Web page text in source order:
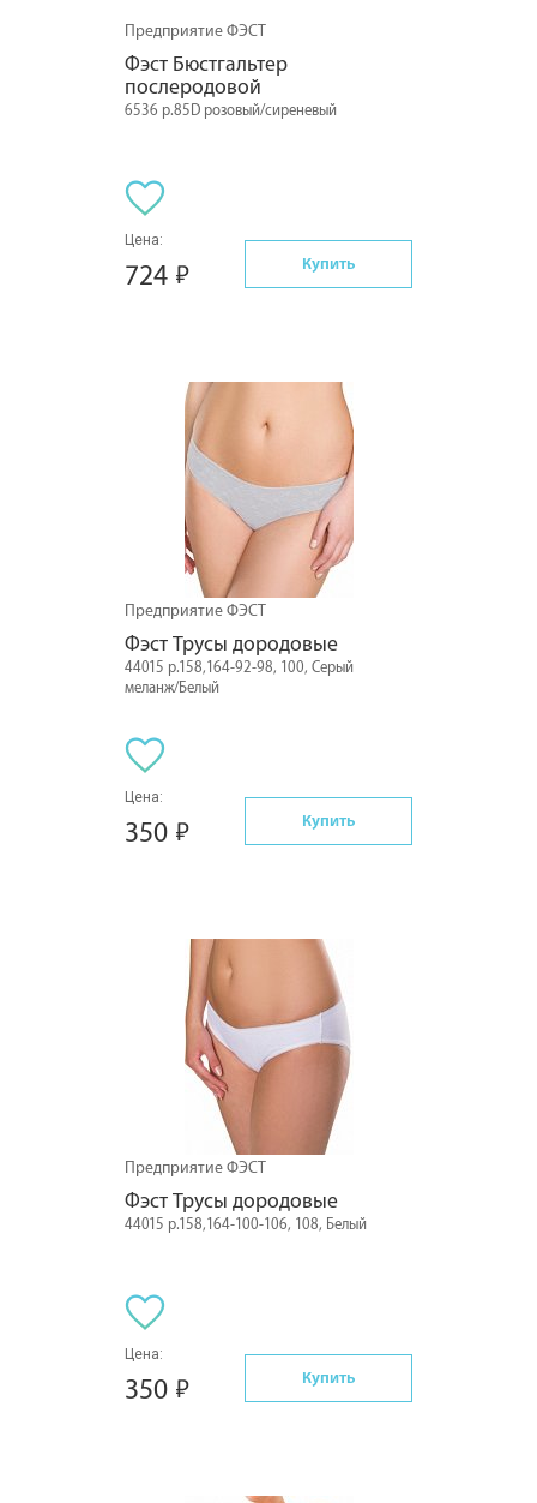
Предприятие ФЭСТ
Фэст Бюстгальтер
послеродовой
6536 р.85D розовый/сиреневый
Цена:
724 Купить
Предприятие ФЭСТ
Фэст Трусы дородовые
44015 р.158,164-92-98, 100, Серый
меланж/Белый
Цена:
350 Купить
Предприятие ФЭСТ
Фэст Трусы дородовые
44015 р.158,164-100-106, 108, Белый
Цена:
350 Купить